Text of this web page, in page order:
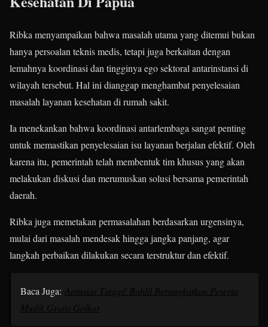
Ribka menyampaikan bahwa masalah utama yang ditemui bukan
hanya persoalan teknis medis, tetapi juga berkaitan dengan
lemahnya koordinasi dan tingginya ego sektoral antarinstansi di
wilayah tersebut. Hal ini dianggap menghambat penyelesaian
masalah layanan kesehatan di rumah sakit.
Ia menekankan bahwa koordinasi antarlembaga sangat penting
untuk memastikan penyelesaian isu layanan berjalan efektif. Oleh
karena itu, pemerintah telah membentuk tim khusus yang akan
melakukan diskusi dan merumuskan solusi bersama pemerintah
daerah.
Ribka juga memetakan permasalahan berdasarkan urgensinya,
mulai dari masalah mendesak hingga jangka panjang, agar
langkah perbaikan dilakukan secara terstruktur dan efektif.
Baca Juga: Antusias Tinggi! Bahlil Berangkatkan Peserta
Mudik Gratis Golkar